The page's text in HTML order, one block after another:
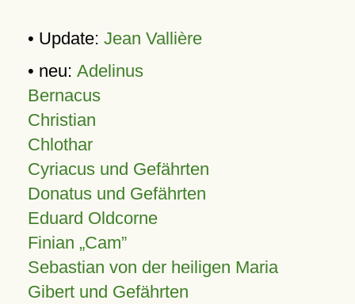
• Update: Jean Vallière
• neu: Adelinus
Bernacus
Christian
Chlothar
Cyriacus und Gefährten
Donatus und Gefährten
Eduard Oldcorne
Finian Cam
Sebastian von der heiligen Maria
Gibert und Gefährten